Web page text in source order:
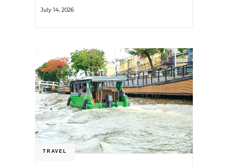
ดังจากกรุงโซล นำโดยเชฟอึนจอง
July 14, 2026
TRAVEL